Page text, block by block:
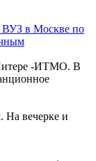
ВУЗ в Москве по
-ИТМО. В
На вечерке и